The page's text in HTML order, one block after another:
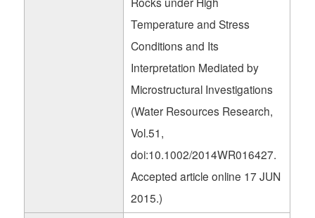
Temperature and Stress
Conditions and Its
Interpretation Mediated by
Microstructural Investigations
(Water Resources Research,
Vol.51,
doi:10.1002/2014WR016427.
Accepted article online 17 JUN
2015.)